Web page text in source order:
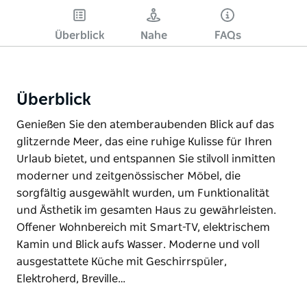
Überblick Nahe FAQs
Überblick
Genießen Sie den atemberaubenden Blick auf das
glitzernde Meer, das eine ruhige Kulisse für Ihren
Urlaub bietet, und entspannen Sie stilvoll inmitten
moderner und zeitgenössischer Möbel, die
sorgfältig ausgewählt wurden, um Funktionalität
und Ästhetik im gesamten Haus zu gewährleisten.
Offener Wohnbereich mit Smart-TV, elektrischem
Kamin und Blick aufs Wasser. Moderne und voll
ausgestattete Küche mit Geschirrspüler,
Elektroherd, Breville…